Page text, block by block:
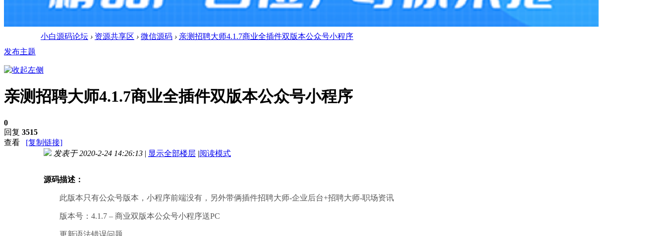
小白源码论坛 › 资源共享区 › 微信源码 › 亲测招聘大师4.1.7商业全插件双版本公众号小程序
发布主题
亲测招聘大师4.1.7商业全插件双版本公众号小程序
0
回复 3515
查看
[复制链接]
发表于 2020-2-24 14:26:13 | 显示全部楼层 |阅读模式
源码描述：
此版本只有公众号版本，小程序前端没有，另外带俩插件招聘大师-企业后台+招聘大师-职场资讯
版本号：4.1.7 – 商业双版本公众号小程序送PC
更新语法错误问题